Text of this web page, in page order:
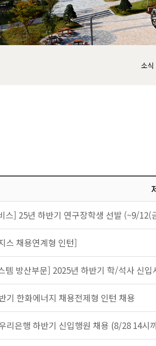
소식
스] 25년 하반기 연구장학생 선발 (~9/12(
스 채용연계형 인턴]
템 방산부문] 2025년 하반기 학/석사 신
기 한화에너지 채용전제형 인턴 채용
리은행 하반기 신입행원 채용 (8/28 14시